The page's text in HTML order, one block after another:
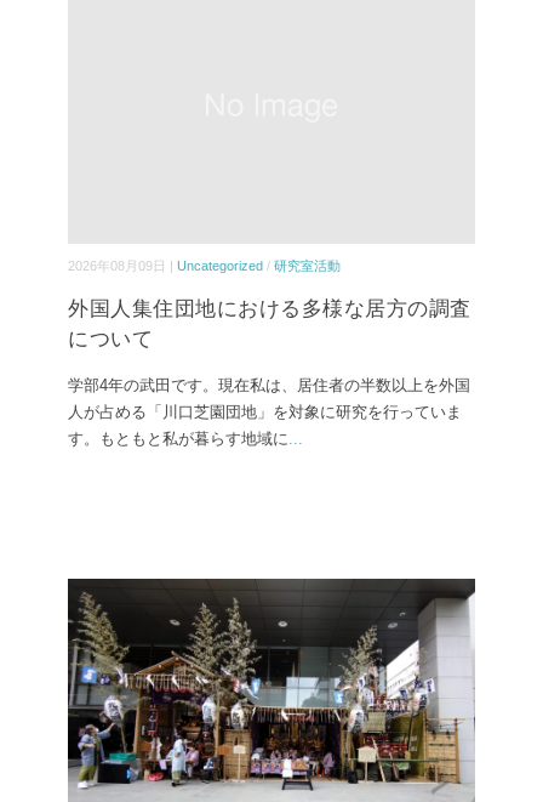
2026年08月09日 | Uncategorized / 研究室活動
外国人集住団地における多様な居方の調査
について
学部4年の武田です。現在私は、居住者の半数以上を外国
人が占める「川口芝園団地」を対象に研究を行っていま
す。もともと私が暮らす地域に